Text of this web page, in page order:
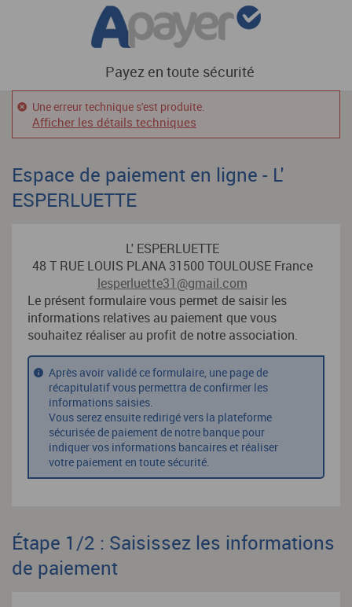
Payez en toute sécurité
Une erreur technique s'est produite.
Afficher les détails techniques
Espace de paiement en ligne - L'
ESPERLUETTE
L' ESPERLUETTE
48 T RUE LOUIS PLANA 31500 TOULOUSE France
lesperluette31@gmail.com
Le présent formulaire vous permet de saisir les
informations relatives au paiement que vous
souhaitez réaliser au profit de notre association.
Après avoir validé ce formulaire, une page de
récapitulatif vous permettra de confirmer les
informations saisies.
Vous serez ensuite redirigé vers la plateforme
sécurisée de paiement de notre banque pour
indiquer vos informations bancaires et réaliser
votre paiement en toute sécurité.
Étape 1/2 : Saisissez les informations
de paiement